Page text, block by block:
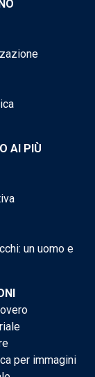
AI PIÙ
un uomo e
per immagini